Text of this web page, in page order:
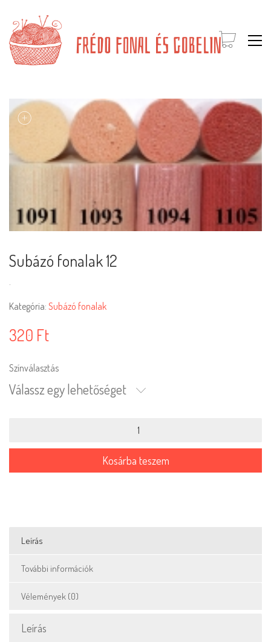
Subázó fonalak 12
Kategória: Subázó fonalak
320 Ft
Színválasztás
Válassz egy lehetőséget
12
Kosárba teszem
Leírás
További információk
Vélemények (0)
Leírás